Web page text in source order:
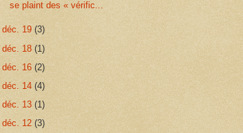
se plaint des « vérific...
déc. 19 (3)
déc. 18 (1)
déc. 16 (2)
déc. 14 (4)
déc. 13 (1)
déc. 12 (3)